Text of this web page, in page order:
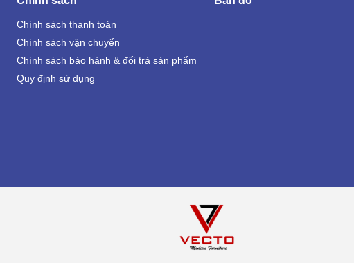
Chính sách thanh toán
Chính sách vận chuyển
Chính sách bảo hành & đổi trả sản phẩm
Quy định sử dụng